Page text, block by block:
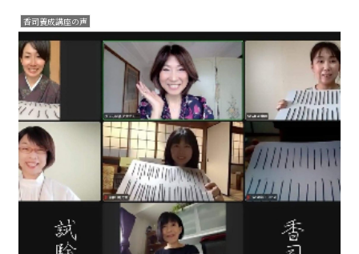
香司養成講座の声